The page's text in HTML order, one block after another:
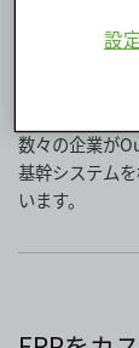
数々の企業が
基幹システム
います。
設